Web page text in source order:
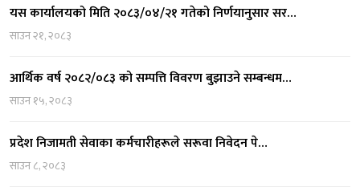
यस कार्यालयको मिति २०८३/०४/२१ गतेको निर्णयानुसार सर…
साउन २१, २०८३
आर्थिक वर्ष २०८२/०८३ को सम्पत्ति विवरण बुझाउने सम्बन्धम…
साउन १५, २०८३
प्रदेश निजामती सेवाका कर्मचारीहरूले सरूवा निवेदन पे…
साउन ८, २०८३